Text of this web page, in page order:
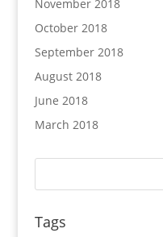
November 2018
October 2018
September 2018
August 2018
June 2018
March 2018
Tags